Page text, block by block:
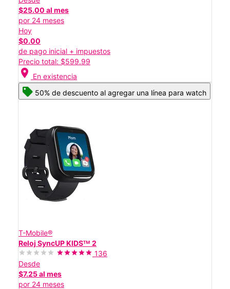
$25.00 al mes
por 24 meses
Hoy
$0.00
de pago inicial + impuestos
Precio total: $599.99
location_on En existencia
50% de descuento al agregar una línea para watch
T-Mobile®
Reloj SyncUP KIDSᵀᴹ 2
136
Desde
$7.25 al mes
por 24 meses